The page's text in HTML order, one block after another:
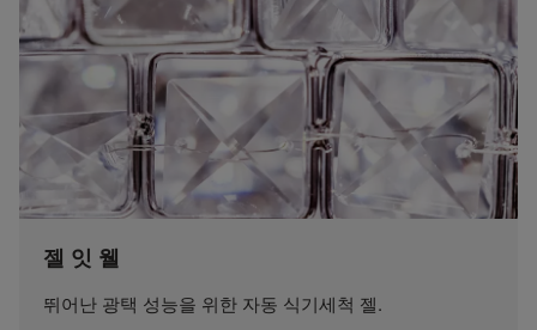
젤 잇 웰
뛰어난 광택 성능을 위한 자동 식기세척 젤.